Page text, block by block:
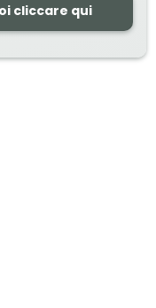
cliccare qui